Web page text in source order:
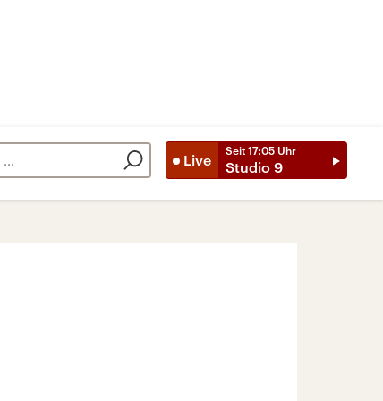
Live
Seit 17:05 Uhr
Studio 9